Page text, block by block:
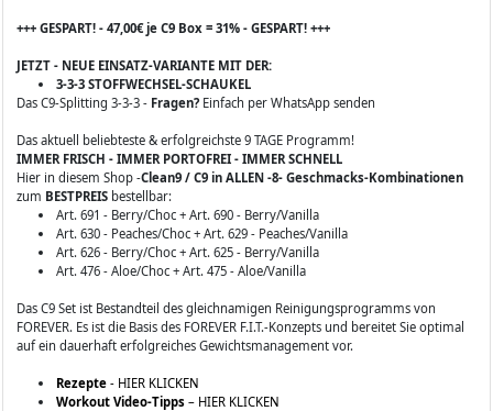
+++ GESPART! - 47,00€ je C9 Box = 31% - GESPART! +++
JETZT - NEUE EINSATZ-VARIANTE MIT DER:
3-3-3 STOFFWECHSEL-SCHAUKEL
Das C9-Splitting 3-3-3 - Fragen? Einfach per WhatsApp senden
Das aktuell beliebteste & erfolgreichste 9 TAGE Programm!
IMMER FRISCH - IMMER PORTOFREI - IMMER SCHNELL
Hier in diesem Shop -Clean9 / C9 in ALLEN -8- Geschmacks-Kombinationen
zum BESTPREIS bestellbar:
Art. 691 - Berry/Choc + Art. 690 - Berry/Vanilla
Art. 630 - Peaches/Choc + Art. 629 - Peaches/Vanilla
Art. 626 - Berry/Choc + Art. 625 - Berry/Vanilla
Art. 476 - Aloe/Choc + Art. 475 - Aloe/Vanilla
Das C9 Set ist Bestandteil des gleichnamigen Reinigungsprogramms von
FOREVER. Es ist die Basis des FOREVER F.I.T.-Konzepts und bereitet Sie optimal
auf ein dauerhaft erfolgreiches Gewichtsmanagement vor.
Rezepte - HIER KLICKEN
Workout Video-Tipps – HIER KLICKEN